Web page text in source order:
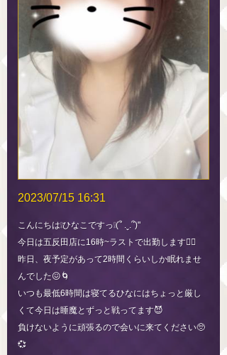
2023/07/15 16:31
こんにちは❕ひなこですっ❕‪(՞ .ˬ.՞)"‬
今日は五反田店に16時~ラストで出勤します🙇‍♀️
昨日、夜予定があって2時間くらいしか眠れませ
んでした😖🌀
いつも最低6時間は寝てるひなにはちょっと厳し
くて今日は睡魔とずっと戦ってます😈
負けないように頑張るので会いに来てください🥺
💞